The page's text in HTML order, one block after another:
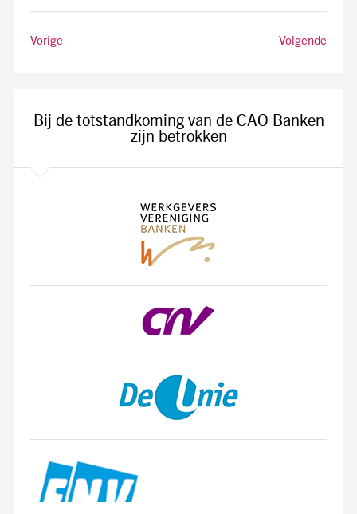
Vorige Volgende
Bij de totstandkoming van de CAO Banken
zijn betrokken